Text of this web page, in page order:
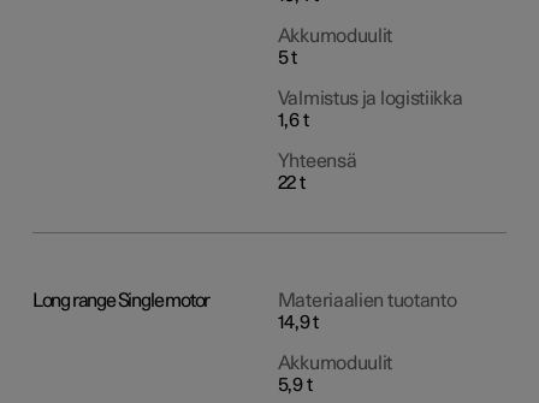
Akkumoduulit
5 t
Valmistus ja logistiikka
1,6 t
Yhteensä
22 t
Long range Single motor
Materiaalien tuotanto
14,9 t
Akkumoduulit
5,9 t